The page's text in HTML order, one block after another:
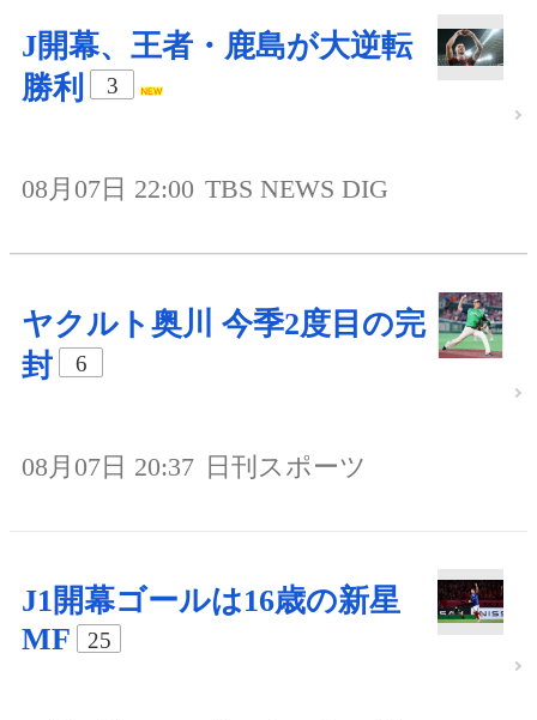
J開幕、王者・鹿島が大逆転
勝利
3
08月07日 22:00 TBS NEWS DIG
ヤクルト奥川 今季2度目の完
封
6
08月07日 20:37 日刊スポーツ
J1開幕ゴールは16歳の新星
MF
25